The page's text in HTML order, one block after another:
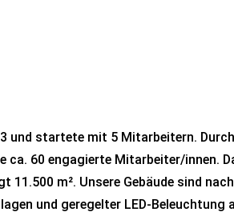
und startete mit 5 Mitarbeitern.
60 engagierte Mitarbeiter/innen.
m². Unsere Gebäude sind
und geregelter LED-Beleuchtung